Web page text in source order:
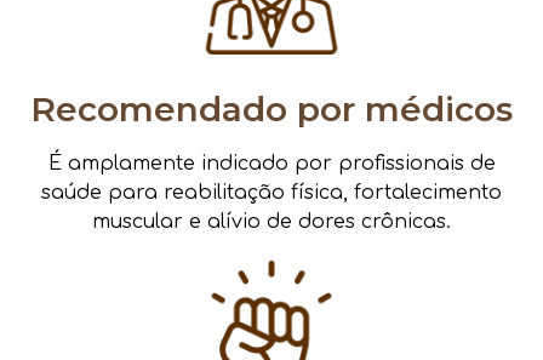
Recomendado por médicos
É amplamente indicado por profissionais de
saúde para reabilitação física, fortalecimento
muscular e alívio de dores crônicas.